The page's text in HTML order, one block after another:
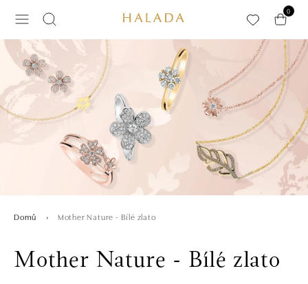
0
Domů Mother Nature - Bílé zlato
Mother Nature - Bílé zlato